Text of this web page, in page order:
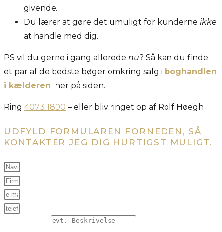
givende.
Du lærer at gøre det umuligt for kunderne ikke
at handle med dig.
PS vil du gerne i gang allerede nu? Så kan du finde
et par af de bedste bøger omkring salg i boghand len
i kælderen
her på siden.
Ring 4073 1800 – eller bliv ringet op af Rolf Høegh
UDFYLD FORMULAREN FORNEDEN, SÅ
KONTAKTER JEG DIG HURTIGST MULIGT.